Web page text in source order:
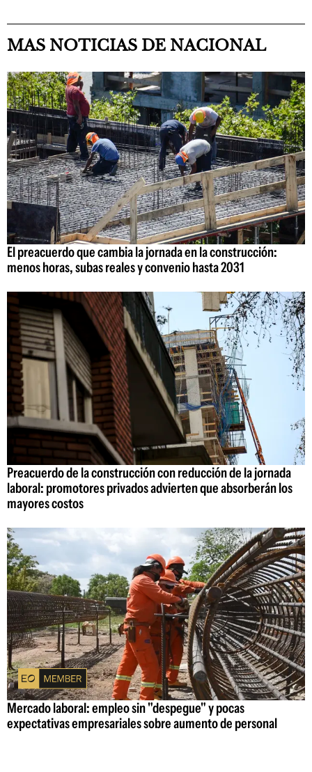
MAS NOTICIAS DE NACIONAL
El preacuerdo que cambia la jornada en la construcción:
menos horas, subas reales y convenio hasta 2031
Preacuerdo de la construcción con reducción de la jornada
laboral: promotores privados advierten que absorberán los
mayores costos
Mercado laboral: empleo sin "despegue" y pocas
expectativas empresariales sobre aumento de personal